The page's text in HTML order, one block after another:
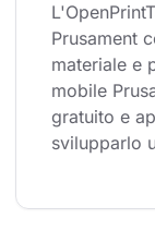
Prusament
materiale e
mobile
gratuito e
svilupparlo